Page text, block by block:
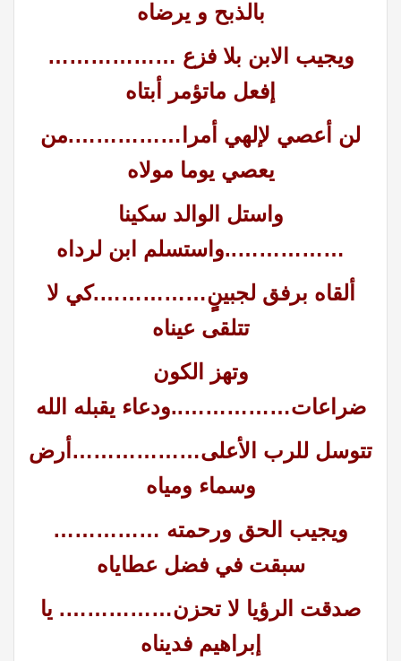
بالذبح و يرضاه
ويجيب الابن بلا فزع ………………
إفعل ماتؤمر أبتاه
لن أعصي لإلهي أمرا…………….من
يعصي يوما مولاه
واستل الوالد سكينا
……………..واستسلم ابن لرداه
ألقاه برفق لجبينٍٍ…………….كي لا
تتلقى عيناه
وتهز الكون
ضراعات……………..ودعاء يقبله الله
تتوسل للرب الأعلى………………أرض
وسماء ومياه
ويجيب الحق ورحمته ……………
سبقت في فضل عطاياه
صدقت الرؤيا لا تحزن……………. يا
إبراهيم فديناه